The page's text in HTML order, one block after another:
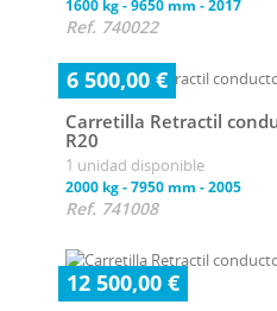
1600 kg-9650 mm -2017
Ref. 740022
6 500,00 €
Carretilla Retractil
R20
1 unidad disponible
2000 kg-7950 mm -2005
Ref. 741008
12 500,00 €